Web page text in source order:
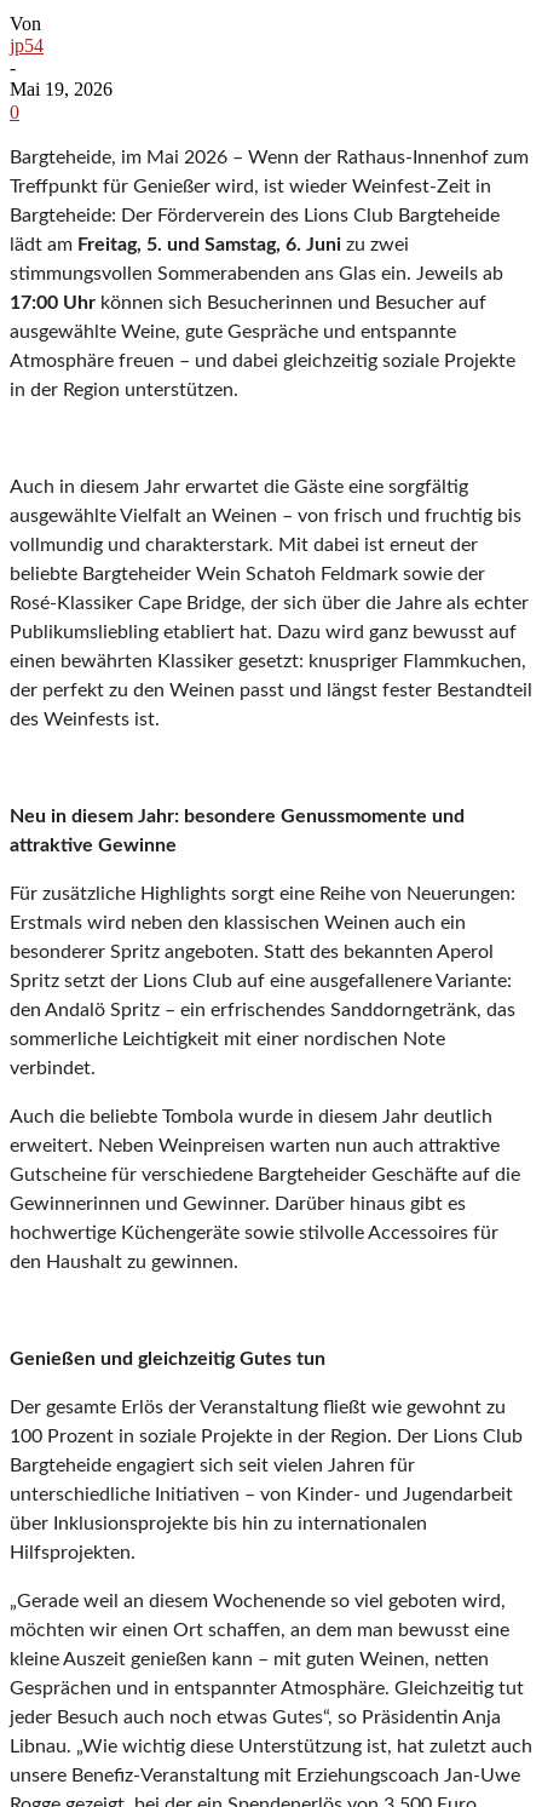
Von
jp54
-
Mai 19, 2026
0
Bargteheide, im Mai 2026 – Wenn der Rathaus-Innenhof zum
Treffpunkt für Genießer wird, ist wieder Weinfest-Zeit in
Bargteheide: Der Förderverein des Lions Club Bargteheide
lädt am Freitag, 5. und Samstag, 6. Juni zu zwei
stimmungsvollen Sommerabenden ans Glas ein. Jeweils ab
17:00 Uhr können sich Besucherinnen und Besucher auf
ausgewählte Weine, gute Gespräche und entspannte
Atmosphäre freuen – und dabei gleichzeitig soziale Projekte
in der Region unterstützen.
Auch in diesem Jahr erwartet die Gäste eine sorgfältig
ausgewählte Vielfalt an Weinen – von frisch und fruchtig bis
vollmundig und charakterstark. Mit dabei ist erneut der
beliebte Bargteheider Wein Schatoh Feldmark sowie der
Rosé-Klassiker Cape Bridge, der sich über die Jahre als echter
Publikumsliebling etabliert hat. Dazu wird ganz bewusst auf
einen bewährten Klassiker gesetzt: knuspriger Flammkuchen,
der perfekt zu den Weinen passt und längst fester Bestandteil
des Weinfests ist.
Neu in diesem Jahr: besondere Genussmomente und
attraktive Gewinne
Für zusätzliche Highlights sorgt eine Reihe von Neuerungen:
Erstmals wird neben den klassischen Weinen auch ein
besonderer Spritz angeboten. Statt des bekannten Aperol
Spritz setzt der Lions Club auf eine ausgefallenere Variante:
den Andalö Spritz – ein erfrischendes Sanddorngetränk, das
sommerliche Leichtigkeit mit einer nordischen Note
verbindet.
Auch die beliebte Tombola wurde in diesem Jahr deutlich
erweitert. Neben Weinpreisen warten nun auch attraktive
Gutscheine für verschiedene Bargteheider Geschäfte auf die
Gewinnerinnen und Gewinner. Darüber hinaus gibt es
hochwertige Küchengeräte sowie stilvolle Accessoires für
den Haushalt zu gewinnen.
Genießen und gleichzeitig Gutes tun
Der gesamte Erlös der Veranstaltung fließt wie gewohnt zu
100 Prozent in soziale Projekte in der Region. Der Lions Club
Bargteheide engagiert sich seit vielen Jahren für
unterschiedliche Initiativen – von Kinder- und Jugendarbeit
über Inklusionsprojekte bis hin zu internationalen
Hilfsprojekten.
„Gerade weil an diesem Wochenende so viel geboten wird,
möchten wir einen Ort schaffen, an dem man bewusst eine
kleine Auszeit genießen kann – mit guten Weinen, netten
Gesprächen und in entspannter Atmosphäre. Gleichzeitig tut
jeder Besuch auch noch etwas Gutes“, so Präsidentin Anja
Libnau. „Wie wichtig diese Unterstützung ist, hat zuletzt auch
unsere Benefiz-Veranstaltung mit Erziehungscoach Jan-Uwe